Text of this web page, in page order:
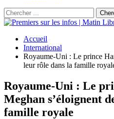
Accueil
International
Royaume-Uni : Le prince
leur rôle dans la famille
Royaume-Uni : Le
Meghan s’éloignent
famille royale